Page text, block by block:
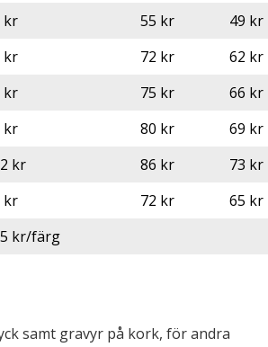
kr
55 kr
49 kr
kr
72 kr
62 kr
kr
75 kr
66 kr
kr
80 kr
69 kr
kr
86 kr
73 kr
kr
72 kr
65 kr
kr/färg
samt gravyr på kork, för andra